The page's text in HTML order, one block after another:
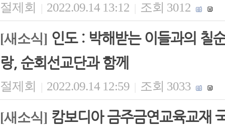
절제회 | 2022.09.14 13:12 | 조회 3012
[새소식] 인도 : 박해받는 이들과의 칠
랑, 순회선교단과 함께
절제회 | 2022.09.14 12:59 | 조회 3033
[새소식] 캄보디아 금주금연교육교재